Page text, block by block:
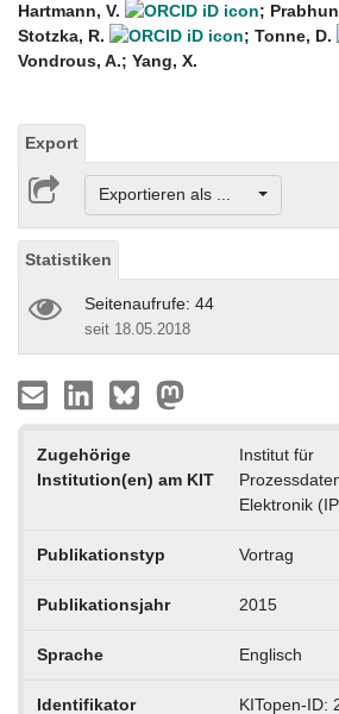
Hartmann, V.
;
Stotzka, R.
; Tonne, D.
Vondrous, A.; Yang, X.
Export
Exportieren als ...
Statistiken
Seitenaufrufe: 44
seit 18.05.2018
Zugehörige
Institution(en) am KIT
Institut für
Elektronik
Publikationstyp Vortrag
Publikationsjahr 2015
Sprache Englisch
Identifikator KITopen-ID: